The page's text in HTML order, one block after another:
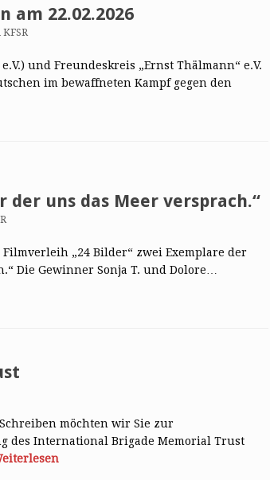
am 22.02.2026
und Freundeskreis „Ernst Thälmann“ e.V.
im bewaffneten Kampf gegen den
der uns das Meer versprach.“
„24 Bilder“ zwei Exemplare der
Die Gewinner Sonja T. und Dolore…
möchten wir Sie zur
des International Brigade Memorial Trust